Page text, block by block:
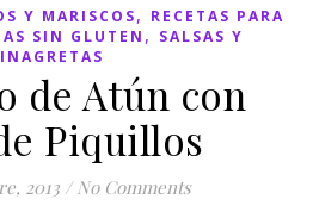
Y MARISCOS, RECETAS PARA
SIN GLUTEN , SALSAS Y
de Atún con
Piquillos
2013 / No Comments